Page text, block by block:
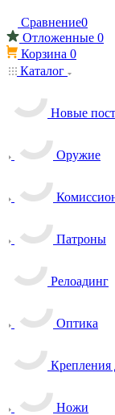
Сравнение0
Отложенные 0
Корзина 0
Каталог
Новые
Оружие
Патроны
Релоадинг
Оптика
Крепления
Ножи